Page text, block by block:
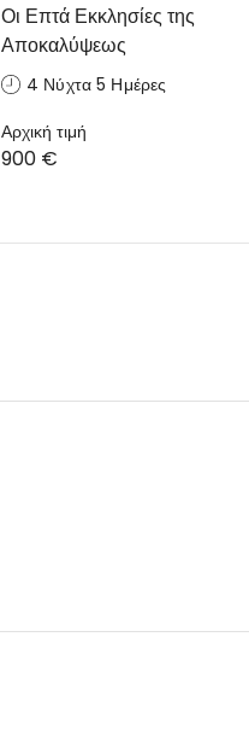
Οι Επτά Εκκλησίες της
Αποκαλύψεως
4 Νύχτα 5 Ημέρες
Αρχική τιμή
900 €